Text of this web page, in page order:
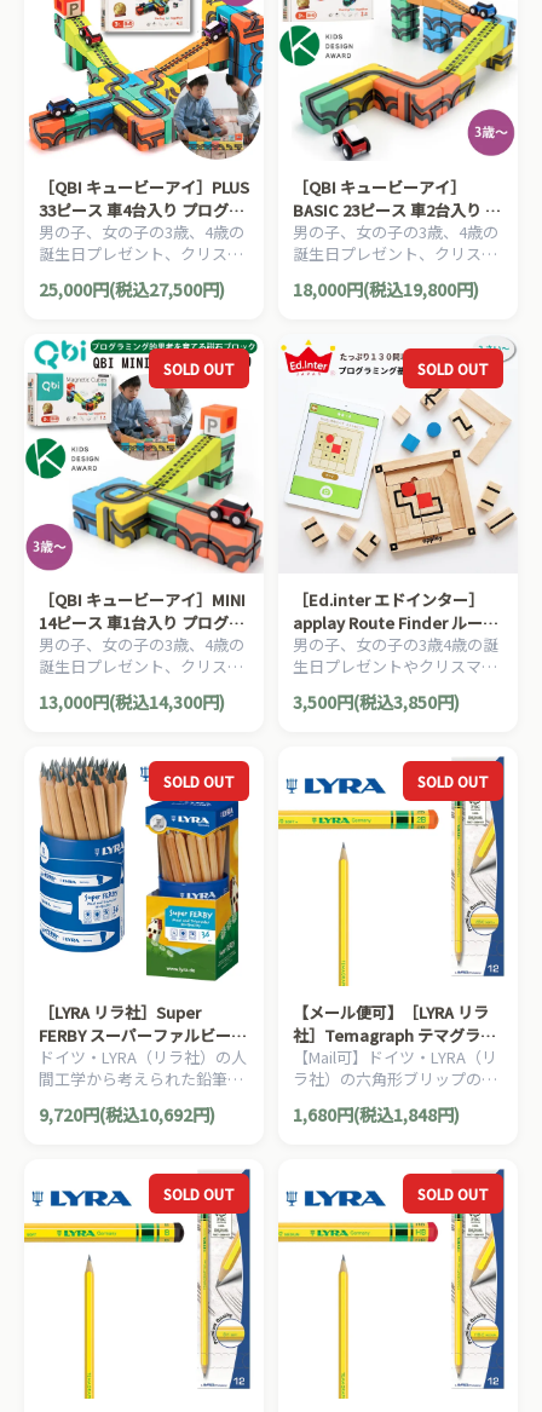
［QBI キュービーアイ］PLUS
33ピース 車4台入り プログラ
ミング的思考を育てる磁石ブ
ロック知育玩具
男の子、女の子の3歳、4歳の
誕生日プレゼント、クリスマ
スプレゼント、入園祝いにお
すすめの、プログラミング的
QBI キュービーアイシリーズ
です。
25,000円(税込27,500円)
［QBI キュービーアイ］
BASIC 23ピース 車2台入り プ
ログラミング的思考を育てる
磁石ブロック知育玩具
男の子、女の子の3歳、4歳の
誕生日プレゼント、クリスマ
スプレゼント、入園祝いにお
すすめの、プログラミング的
QBI キュービーアイシリーズ
です。
18,000円(税込19,800円)
SOLD OUT
［QBI キュービーアイ］MINI
14ピース 車1台入り プログラ
ミング的思考を育てる磁石ブ
ロック知育玩具
男の子、女の子の3歳、4歳の
誕生日プレゼント、クリスマ
スプレゼント、入園祝いにお
すすめの、プログラミング的
QBI キュービーアイシリーズ
です。
13,000円(税込14,300円)
SOLD OUT
［Ed.inter エドインター］
applay Route Finder ルート
ファインダー 脳トレパズル
男の子、女の子の3歳4歳の誕
生日プレゼントやクリスマス
プレゼント、入園祝いにおす
すめの、パズルを解くとアプ
伸びる、プログラミング基礎
を育む脳トレパズル。
3,500円(税込3,850円)
SOLD OUT
［LYRA リラ社］Super
FERBY スーパーファルビー
鉛筆 Bグラファイト 36本 プ
ラスティックケース入り
ドイツ・LYRA（リラ社）の人
間工学から考えられた鉛筆。
三角グリップの長さ17.5cmの
鉛筆Super FERBY（スーパー
9,720円(税込10,692円)
SOLD OUT
【メール便可】［LYRA リラ
社］Temagraph テマグラフ
鉛筆2B 12本入り
【Mail可】ドイツ・LYRA（リ
ラ社）の六角形ブリップの鉛
筆Temagraph（テマグラフ）
シリーズ。鉛筆 2B 12本入り
1,680円(税込1,848円)
SOLD OUT SOLD OUT